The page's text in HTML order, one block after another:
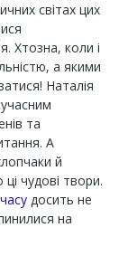
світах цих
Хтозна, коли і
а якими
Наталія
та
А
й
ці чудові твори.
досить не
на